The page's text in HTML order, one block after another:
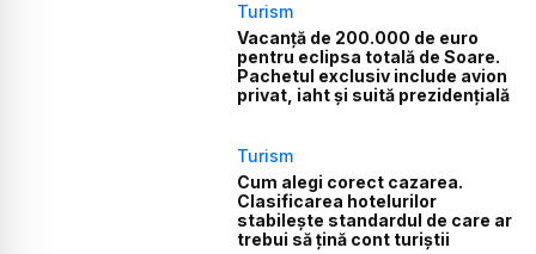
Turism
Vacanță de 200.000 de euro
pentru eclipsa totală de Soare.
Pachetul exclusiv include avion
privat, iaht și suită prezidențială
Turism
Cum alegi corect cazarea.
Clasificarea hotelurilor
stabilește standardul de care ar
trebui să țină cont turiștii